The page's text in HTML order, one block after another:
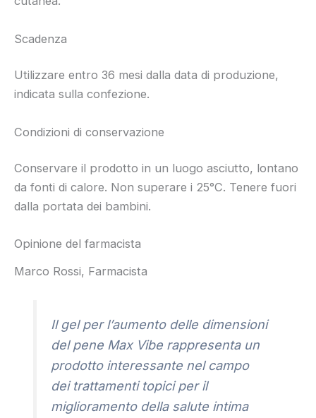
Scadenza
Utilizzare entro 36 mesi dalla data di produzione,
indicata sulla confezione.
Condizioni di conservazione
Conservare il prodotto in un luogo asciutto, lontano
da fonti di calore. Non superare i 25°C. Tenere fuori
dalla portata dei bambini.
Opinione del farmacista
Marco Rossi, Farmacista
Il gel per l’aumento delle dimensioni
del pene Max Vibe rappresenta un
prodotto interessante nel campo
dei trattamenti topici per il
miglioramento della salute intima